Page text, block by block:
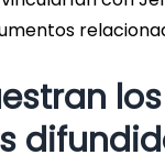
los